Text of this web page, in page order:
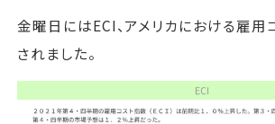
金曜日にはECI、アメリカにおける雇用
されました。